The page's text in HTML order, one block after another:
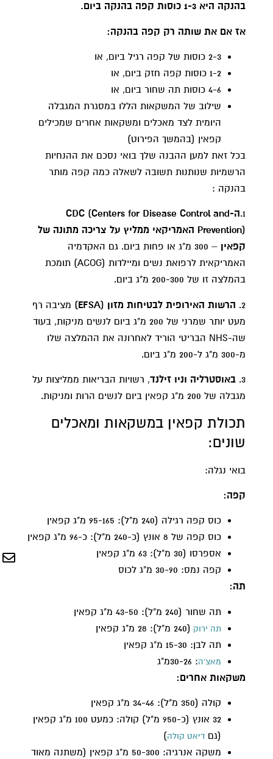
בהנקה היא 1-3 כוסות קפה בהנקה ביום.
אז אם את שותה רק קפה בהנקה:
2-3 כוסות של קפה רגיל ביום, או
1-2 כוסות קפה חזק ביום, או
4-6 כוסות תה שחור ביום, או
שילוב של המשקאות הללו במסגרת המגבלה
היומית לצד מאכלים ומשקאות אחרים שמכילים
קפאין (בהמשך הפירוט)
בכל זאת למען ההבנה שלך בואי נסכם את ההנחיות
הרשמיות שנותנות תשובה לשאלה כמה קפה מותר
בהנקה :
1.
ה-CDC (Centers for Disease Control and
Prevention) האמריקאי ממליץ על צריכה מתונה של
קפאין
– 300 מ"ג או פחות ביום. גם האקדמיה
האמריקאית לרפואת נשים ומיילדות (ACOG) תומכת
בהמלצה זו של 200-300 מ"ג ביום.
2. הרשות האירופית לבטיחות מזון (EFSA)
מציבה רף
מעט יותר שמרני של 200 מ"ג ביום לנשים מניקות, בעוד
שה-NHS הבריטי הוריד לאחרונה את ההמלצה שלו
מ-300 מ"ג ל-200 מ"ג ביום.
3. באוסטרליה וניו זילנד, רשויות הבריאות ממליצות על
מגבלה של 200 מ"ג קפאין ביום לנשים הרות ומניקות.
תכולת קפאין במשקאות ומאכלים
שונים:
בואי נגלה:
קפה:
כוס קפה רגילה (240 מ"ל): 95-165 מ"ג קפאין
כוס קפה של 8 אונץ (כ-240 מ"ל): כ-96 מ"ג קפאין
אספרסו (30 מ"ל): 63 מ"ג קפאין
קפה נמס: 30-90 מ"ג לכוס
תה:
תה שחור (240 מ"ל): 43-50 מ"ג קפאין
תה ירוק (240 מ"ל): 28 מ"ג קפאין
תה לבן: 15-30 מ"ג קפאין
מאצ'ה: 30-26מ"ג
משקאות אחרים:
קולה (350 מ"ל): 34-46 מ"ג קפאין
32 אונץ (כ-950 מ"ל) קולה: כמעט 100 מ"ג קפאין
(גם דיאט קולה)
משקה אנרגיה: 50-300 מ"ג קפאין (משתנה מאוד